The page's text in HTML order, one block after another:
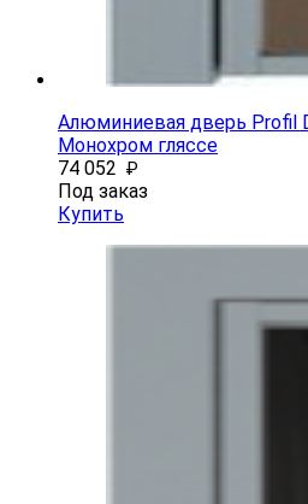
Алюминиевая дверь Profil
Монохром гляссе
74 052 ₽
Под заказ
Купить